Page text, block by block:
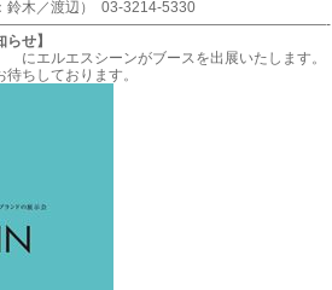
木／渡辺） 03-3214-5330
せ】
にエルエスシーンがブースを出展いたします。
ちしております。